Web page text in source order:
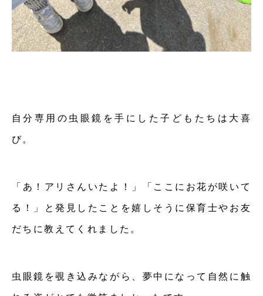
自分専用の虫眼鏡を手にした子どもたちは大喜
び。
「あ！アリさんいたよ！」「ここにお花が咲いて
る！」と発見したことを嬉しそうに保育士やお友
だちに教えてくれました。
虫眼鏡を覗き込みながら、夢中になって自然に触